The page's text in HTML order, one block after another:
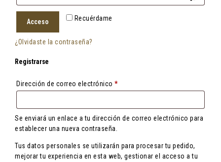
Recuérdame
Acceso
¿Olvidaste la contraseña?
Registrarse
Dirección de correo electrónico *Obligatorio
Se enviará un enlace a tu dirección de correo electrónico para
establecer una nueva contraseña.
Tus datos personales se utilizarán para procesar tu pedido,
mejorar tu experiencia en esta web, gestionar el acceso a tu